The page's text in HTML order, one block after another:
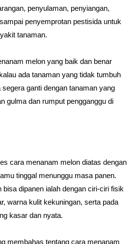
penyulaman, penyiangan,
penyemprotan pestisida untuk
tanaman.
melon yang baik dan benar
ada tanaman yang tidak tumbuh
ganti dengan tanaman yang
gulma dan rumput pengganggu di
cara menanam melon diatas dengan
tinggal menunggu masa panen.
dipanen ialah dengan ciri-ciri fisik
warna kulit kekuningan, serta pada
kasar dan nyata.
membahas tentang cara menanam